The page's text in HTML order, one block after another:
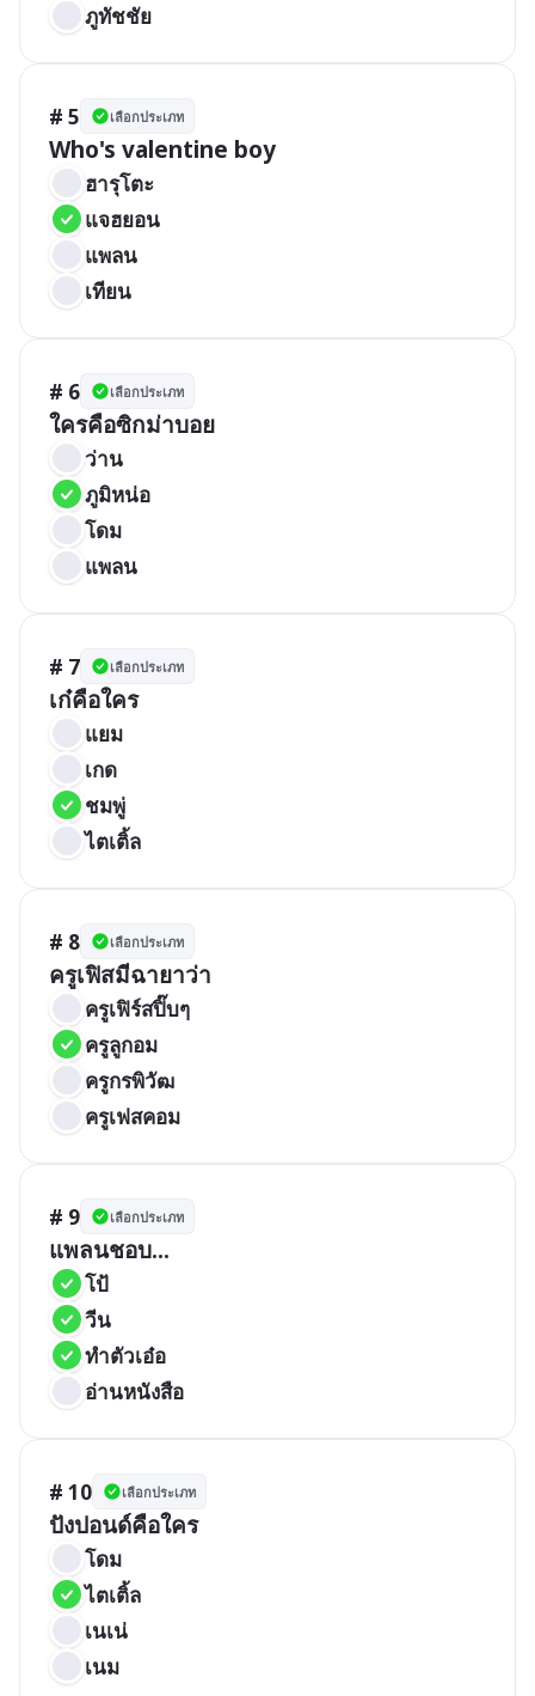
ภูทัชชัย
# 5 เลือกประเภท
Who's valentine boy
ฮารุโตะ
แจฮยอน
แพลน
เทียน
# 6 เลือกประเภท
ใครคือซิกม่าบอย
ว่าน
ภูมิหน่อ
โดม
แพลน
# 7 เลือกประเภท
เก๋คือใคร
แยม
เกด
ชมพู่
ไตเติ้ล
# 8 เลือกประเภท
ครูเฟิสมีฉายาว่า
ครูเฟิร์สปิ๊บๆ
ครูลูกอม
ครูกรพิวัฒ
ครูเฟสคอม
# 9 เลือกประเภท
แพลนชอบ...
โป้
วีน
ทำตัวเอ๋อ
อ่านหนังสือ
# 10 เลือกประเภท
ปังปอนด์คือใคร
โดม
ไตเติ้ล
เนเน่
เนม